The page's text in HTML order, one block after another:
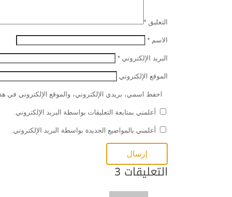
التعليق *
الاسم *
البريد الإلكتروني *
الموقع الإلكتروني
احفظ اسمي، بريدي الإلكتروني، والموقع الإلكتروني في
أعلمني بمتابعة التعليقات بواسطة البريد الإلكتروني.
أعلمني بالمواضيع الجديدة بواسطة البريد الإلكتروني.
التعليقات 3